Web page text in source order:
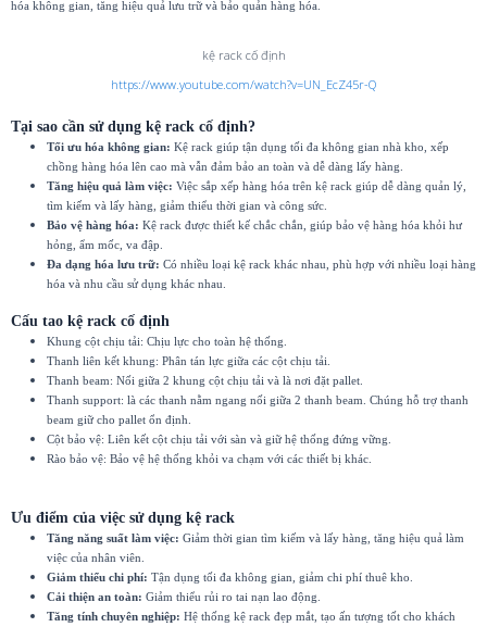
hóa không gian, tăng hiệu quả lưu trữ và bảo quản hàng hóa.
kệ rack cố định
https://www.youtube.com/watch?v=UN_EcZ45r-Q
Tại sao cần sử dụng kệ rack cố định?
Tối ưu hóa không gian: Kệ rack giúp tận dụng tối đa không gian nhà kho, xếp
chồng hàng hóa lên cao mà vẫn đảm bảo an toàn và dễ dàng lấy hàng.
Tăng hiệu quả làm việc: Việc sắp xếp hàng hóa trên kệ rack giúp dễ dàng quản lý,
tìm kiếm và lấy hàng, giảm thiểu thời gian và công sức.
Bảo vệ hàng hóa: Kệ rack được thiết kế chắc chắn, giúp bảo vệ hàng hóa khỏi hư
hỏng, ẩm mốc, va đập.
Đa dạng hóa lưu trữ: Có nhiều loại kệ rack khác nhau, phù hợp với nhiều loại hàng
hóa và nhu cầu sử dụng khác nhau.
Cấu tao kệ rack cố định
Khung cột chịu tải: Chịu lực cho toàn hệ thống.
Thanh liên kết khung: Phân tán lực giữa các cột chịu tải.
Thanh beam: Nối giữa 2 khung cột chịu tải và là nơi đặt pallet.
Thanh support: là các thanh nằm ngang nối giữa 2 thanh beam. Chúng hỗ trợ thanh
beam giữ cho pallet ổn định.
Cột bảo vệ: Liên kết cột chịu tải với sàn và giữ hệ thống đứng vững.
Rào bảo vệ: Bảo vệ hệ thống khỏi va chạm với các thiết bị khác.
Ưu điểm của việc sử dụng kệ rack
Tăng năng suất làm việc: Giảm thời gian tìm kiếm và lấy hàng, tăng hiệu quả làm
việc của nhân viên.
Giảm thiểu chi phí: Tận dụng tối đa không gian, giảm chi phí thuê kho.
Cải thiện an toàn: Giảm thiểu rủi ro tai nạn lao động.
Tăng tính chuyên nghiệp: Hệ thống kệ rack đẹp mắt, tạo ấn tượng tốt cho khách